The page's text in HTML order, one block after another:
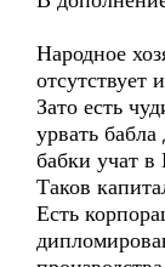
Народное
отсутствует
Зато есть
урвать
бабки учат в
Таков
Есть